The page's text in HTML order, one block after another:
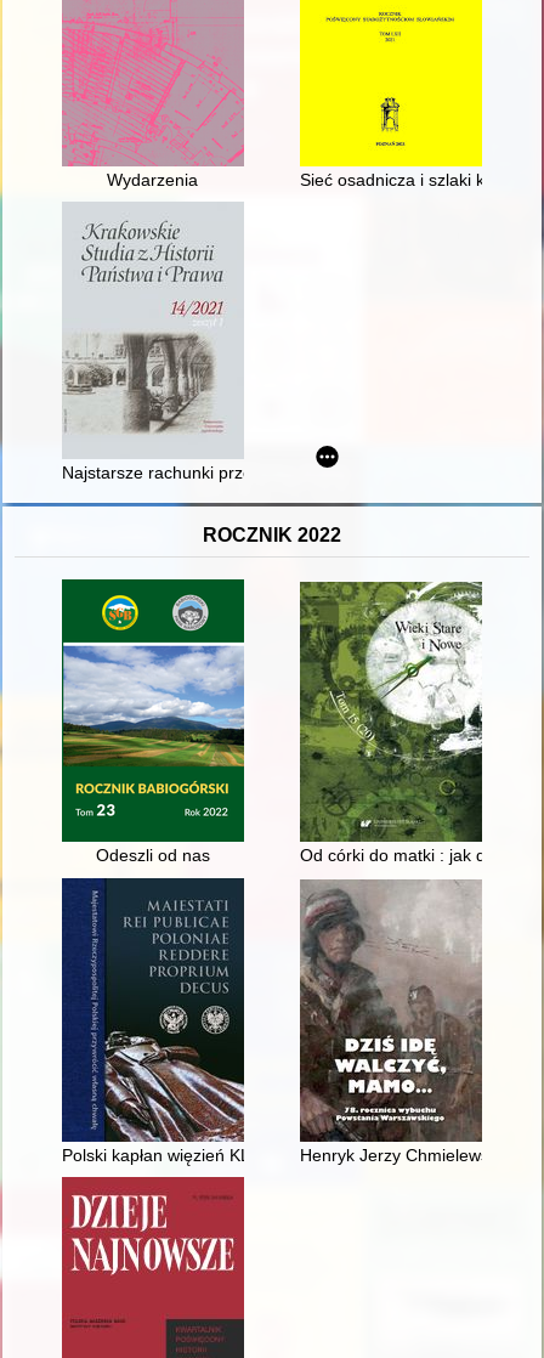
Wydarzenia Sieć osadnicza i szlaki
Najstarsze rachunki przemyskie (1472-1510) - recenzja]
ROCZNIK 2022
Odeszli od nas Od córki do matki : jak
Polski kapłan więzień KL Dachau : życie religijne i duchowe
Henryk Jerzy Chmielewski ps.